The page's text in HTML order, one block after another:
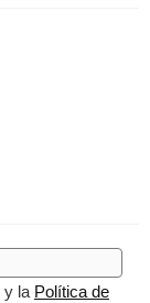
y la Política de